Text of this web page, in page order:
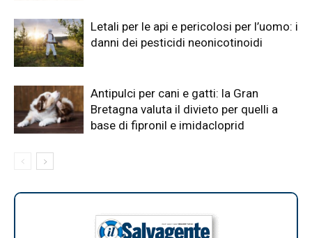
Letali per le api e pericolosi per l’uomo: i
danni dei pesticidi neonicotinoidi
Antipulci per cani e gatti: la Gran
Bretagna valuta il divieto per quelli a
base di fipronil e imidacloprid